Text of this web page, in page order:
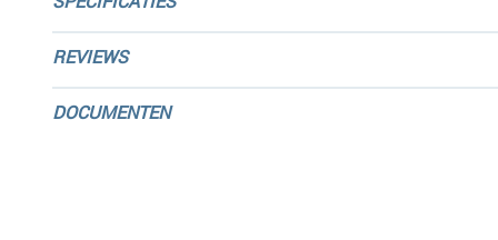
REVIEWS
DOCUMENTEN